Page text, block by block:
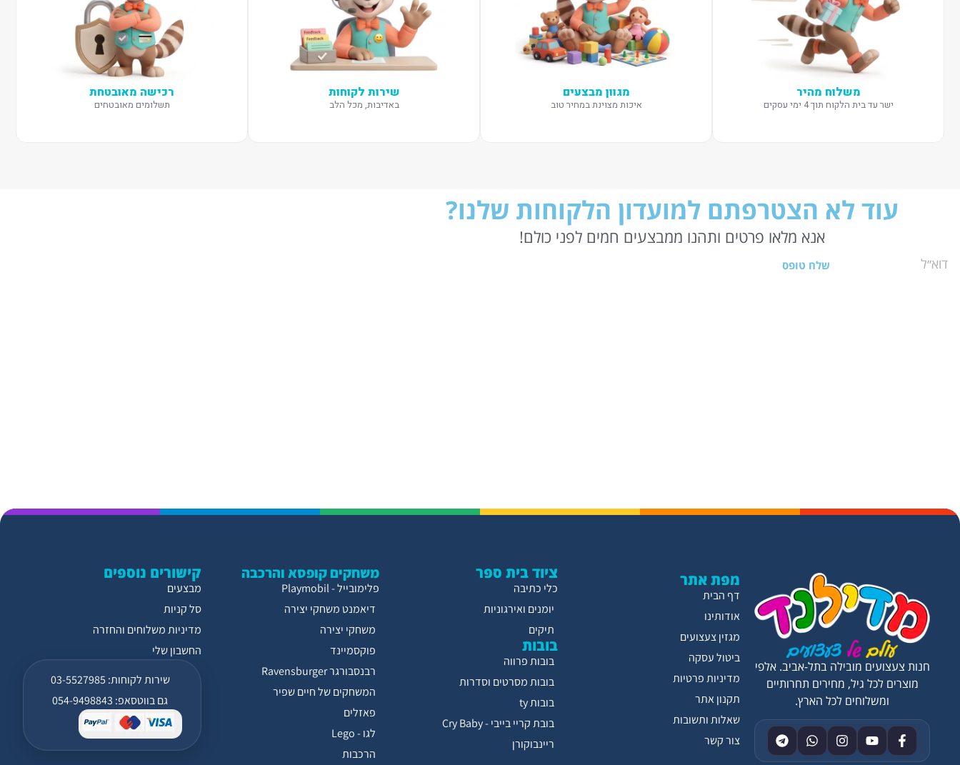
משלוח מהיר
ישר עד בית הלקוח תוך 4 ימי עסקים
מגוון מבצעים
איכות מצוינת במחיר טוב
שירות לקוחות
באדיבות, מכל הלב
רכישה מאובטחת
תשלומים מאובטחים
עוד לא הצטרפתם למועדון הלקוחות שלנו?
אנא מלאו פרטים ותהנו ממבצעים חמים לפני כולם!
שלח טופס
קישורים נוספים
מבצעים
סל קניות
מדיניות משלוחים והחזרה
החשבון שלי
שירות לקוחות: 03-5527985
גם בווטסאפ: 054-9498843
משחקים קופסא והרכבה
פלימובייל - Playmobil
דיאמנט משחקי יצירה
משחקי יצירה
פוקסמיינד
רבנסבורגר Ravensburger
המשחקים של חיים שפיר
פאזלים
לגו - Lego
הרכבות
ציוד בית ספר
כלי כתיבה
יומנים ואירגוניות
תיקים
בובות
בובות פרווה
בובות מסרטים וסדרות
בובות ty
בובת קריי בייבי - Cry Baby
ריינבוקורן
מפת אתר
דף הבית
אודותינו
מגזין צעצועים
ביטול עסקה
מדיניות פרטיות
תקנון אתר
שאלות ותשובות
צור קשר
חנות צעצועים מובילה בתל-אביב. אלפי
מוצרים לכל גיל, מחירים תחרותיים
ומשלוחים לכל הארץ.